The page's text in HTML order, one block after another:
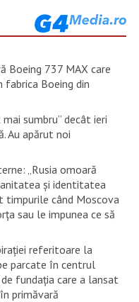
Boeing 737 MAX care
Boeing din
sumbru” decât ieri
Au apărut noi
„Rusia omoară
și identitatea
timpurile când Moscova
sau le impunea ce să
referitoare la
parcate în centrul
fundația care a lansat
primăvară